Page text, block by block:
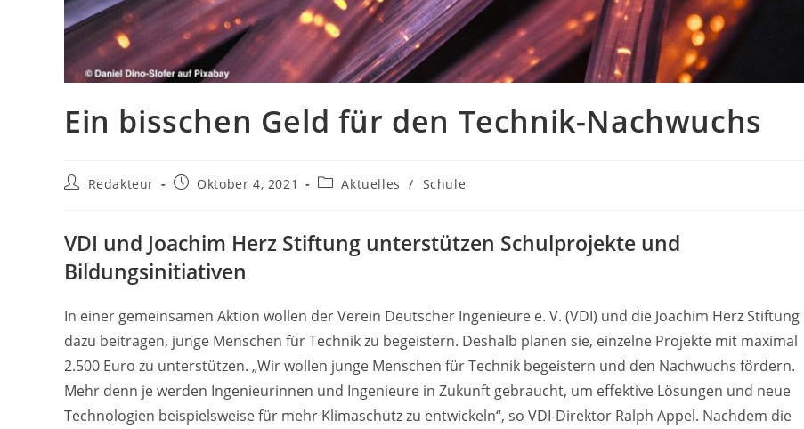
Ein bisschen Geld für den Technik-Nachwuchs
Beitrags-
Redakteur
BeitragOktober 4, 2021
Beitrags-
Aktuelles / Schule
VDI und Joachim Herz Stiftung unterstützen Schulprojekte und
Bildungsinitiativen
In einer gemeinsamen Aktion wollen der Verein Deutscher Ingenieure e. V. (VDI) und die Joachim Herz Stiftung
dazu beitragen, junge Menschen für Technik zu begeistern. Deshalb planen sie, einzelne Projekte mit maximal
2.500 Euro zu unterstützen. „Wir wollen junge Menschen für Technik begeistern und den Nachwuchs fördern.
Mehr denn je werden Ingenieurinnen und Ingenieure in Zukunft gebraucht, um effektive Lösungen und neue
Technologien beispielsweise für mehr Klimaschutz zu entwickeln“, so VDI-Direktor Ralph Appel. Nachdem die